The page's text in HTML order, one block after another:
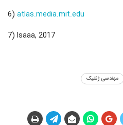
6) atlas.media.mit.edu
7) Isaaa, 2017
مهندسی ژنتیک